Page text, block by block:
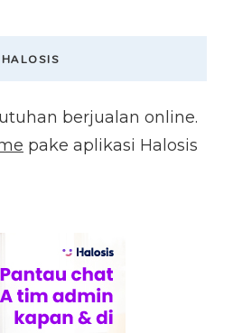
HALOSIS
berjualan online.
pake aplikasi Halosis